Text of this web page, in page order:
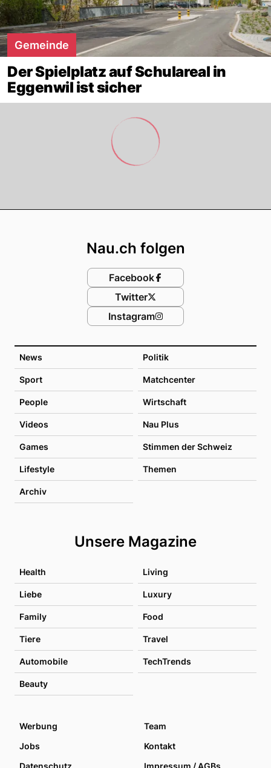
Gemeinde
Der Spielplatz auf Schulareal in
Eggenwil ist sicher
News Politik
Sport Matchcenter
People Wirtschaft
Videos Nau Plus
Games Stimmen der Schweiz
Lifestyle Themen
Archiv
Unsere Magazine
Health Living
Liebe Luxury
Family Food
Tiere Travel
Automobile TechTrends
Beauty
Nau.ch folgen
Facebook
Twitter
Instagram
Werbung
Team
Jobs
Kontakt
Datenschutz
Impressum / AGBs